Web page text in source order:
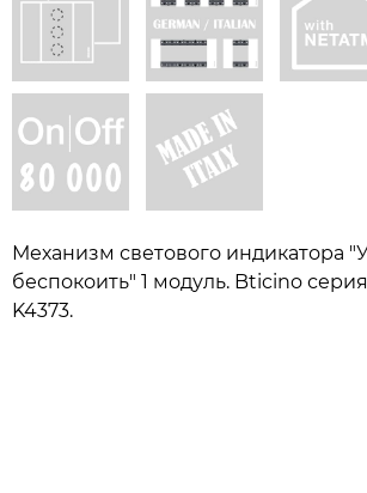
Механизм светового индикатора
беспокоить" 1 модуль. Bticino
K4373.